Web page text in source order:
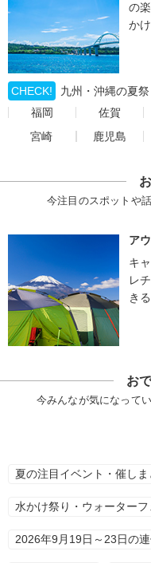
の
か
CHECK!
九州・沖縄の夏
福岡
佐賀
宮崎
鹿児島
今注目のスポットや
ア
キ
レ
き
お
今みんなが気になって
夏の注目イベント・催しま
水かけ祭り・ウォーターフ
2026年9月19日～23日の